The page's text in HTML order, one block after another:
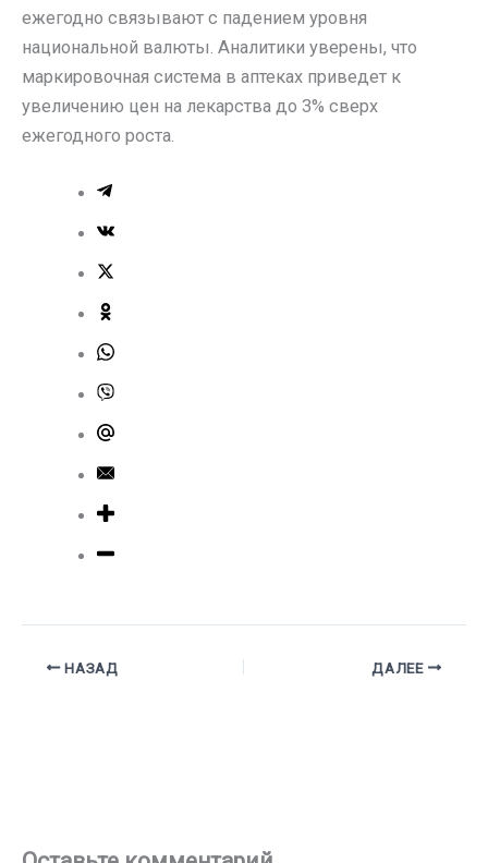
ежегодно связывают с падением уровня
национальной валюты. Аналитики уверены, что
маркировочная система в аптеках приведет к
увеличению цен на лекарства до 3% сверх
ежегодного роста.
НАЗАД ДАЛЕЕ